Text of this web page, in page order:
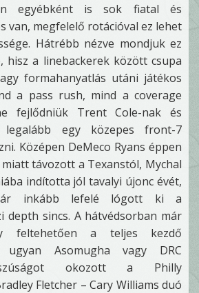
egyébként is sok fiatal és
van, megfelelő rotációval ez lehet
Hátrébb nézve mondjuk ez
hisz a linebackerek között csupa
formahanyatlás utáni játékos
a pass rush, mind a coverage
fejlődniük Trent Cole-nak és
legalább egy közepes front-7
Középen DeMeco Ryans éppen
távozott a Texanstól, Mychal
indította jól tavalyi újonc évét,
inkább lefelé lógott ki a
depth sincs. A hátvédsorban már
feltehetően a teljes kezdő
ugyan Asomugha vagy DRC
okozott a Philly
Fletcher – Cary Williams duó